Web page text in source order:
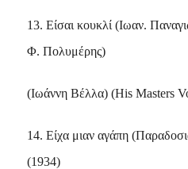
13. Είσαι κουκλί (Ιωαν.
Φ. Πολυμέρης)
(Ιωάννη Βέλλα) (His Masters
14. Είχα μιαν αγάπη
(1934)